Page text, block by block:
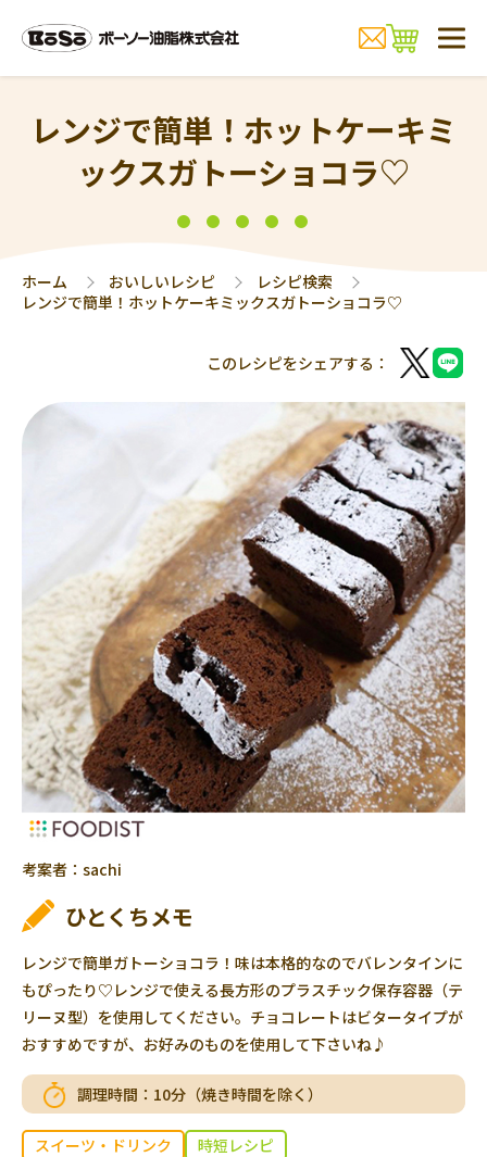
レンジで簡単！ホットケーキミ
ックスガトーショコラ♡
ホーム おいしいレシピ
レシピ検索
レンジで簡単！ホットケーキミックスガトーショコラ♡
このレシピをシェアする：
考案者：sachi
ひとくちメモ
レンジで簡単ガトーショコラ！味は本格的なのでバレンタインに
もぴったり♡レンジで使える長方形のプラスチック保存容器（テ
リーヌ型）を使用してください。チョコレートはビタータイプが
おすすめですが、お好みのものを使用して下さいね♪
調理時間： 10分（焼き時間を除く）
スイーツ・ドリンク 時短レシピ